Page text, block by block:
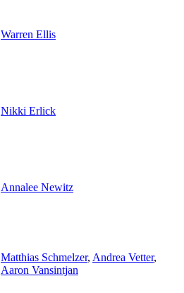
Warren Ellis
Nikki Erlick
Annalee Newitz
Matthias Schmelzer, Andrea Vetter,
Aaron Vansintjan